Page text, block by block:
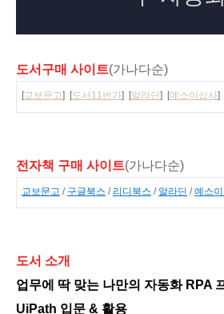
도서구매 사이트(가나다순)
[교보문고] [도서11번가] [알라딘] [예스이십사]
전자책 구매 사이트(가나다순)
교보문고 / 구글북스 / 리디북스 / 알라딘 /예스
도서 소개
업무에 딱 맞는 나만의 자동화 RPA
UiPath 입문 & 활용